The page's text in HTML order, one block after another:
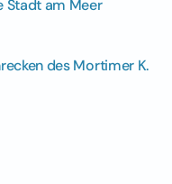
Stadt am Meer
des Mortimer K.